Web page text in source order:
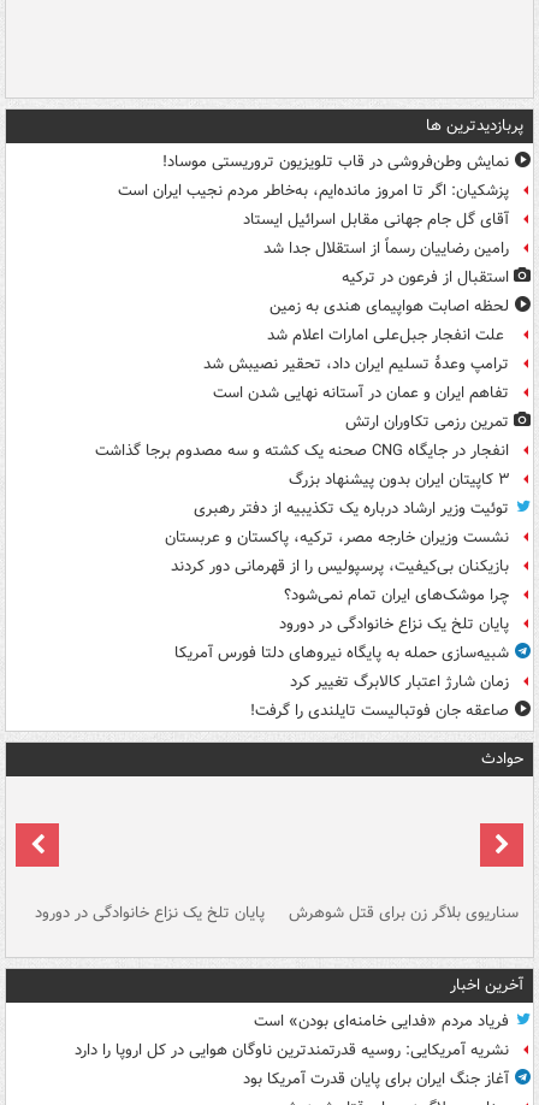
پربازدیدترین ها
نمایش وطن‌فروشی در قاب تلویزیون تروریستی موساد!
پزشکیان: اگر تا امروز مانده‌ایم، به‌خاطر مردم نجیب ایران است
آقای گل جام جهانی مقابل اسرائیل ایستاد
رامین رضاییان رسماً از استقلال جدا شد
استقبال از فرعون در ترکیه
لحظه اصابت هواپیمای هندی به زمین
علت انفجار جبل‌علی امارات اعلام شد
ترامپ وعدۀ تسلیم ایران داد، تحقیر نصیبش شد
تفاهم ایران و عمان در آستانه نهایی شدن است
تمرین رزمی تکاوران ارتش
انفجار در جایگاه CNG صحنه یک کشته و سه مصدوم برجا گذاشت
۳ کاپیتان ایران بدون پیشنهاد بزرگ
توئیت وزیر ارشاد درباره یک تکذیبیه از دفتر رهبری
نشست وزیران خارجه مصر، ترکیه، پاکستان و عربستان
بازیکنان بی‌کیفیت، پرسپولیس را از قهرمانی دور کردند
چرا موشک‌های ایران تمام نمی‌شود؟
پایان تلخ یک نزاع خانوادگی در دورود
شبیه‌سازی حمله به پایگاه نیروهای دلتا فورس آمریکا
زمان شارژ اعتبار کالابرگ تغییر کرد
صاعقه جان فوتبالیست تایلندی را گرفت!
حوادث
سناریوی بلاگر زن برای قتل شوهرش پایان تلخ یک نزاع خانوادگی در دورود
آخرین اخبار
فریاد مردم «فدایی خامنه‌ای بودن» است
نشریه آمریکایی: روسیه قدرتمندترین ناوگان هوایی در کل اروپا را دارد
آغاز جنگ ایران برای پایان قدرت آمریکا بود